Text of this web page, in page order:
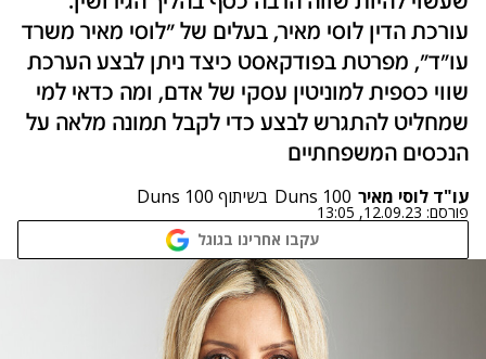
עורכת הדין לוסי מאיר, בעלים של "לוסי מאיר משרד
עו"ד", מפרטת בפודקאסט כיצד ניתן לבצע הערכת
שווי כספית למוניטין עסקי של אדם, ומה כדאי למי
שמחליט להתגרש לבצע כדי לקבל תמונה מלאה על
הנכסים המשפחתיים
עו"ד לוסי מאיר Duns 100 בשיתוף Duns 100
פורסם: 12.09.23, 13:05
עקבו אחרינו בגוגל